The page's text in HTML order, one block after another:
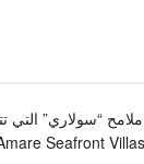
“سولاري” التي